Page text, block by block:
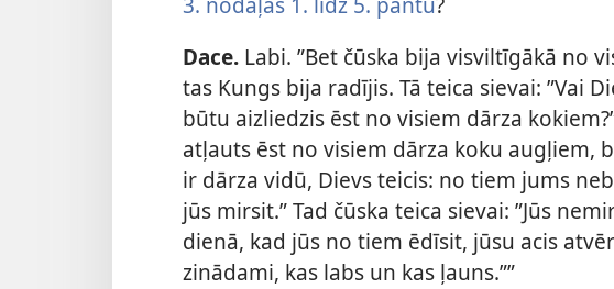
Dace. Labi. ”Bet čūska bija visviltīgākā no
tas Kungs bija radījis. Tā teica sievai: ”Vai
būtu aizliedzis ēst no visiem dārza
atļauts ēst no visiem dārza koku augļiem,
ir dārza vidū, Dievs teicis: no tiem jums
jūs mirsit.” Tad čūska teica sievai: ”Jūs
dienā, kad jūs no tiem ēdīsit, jūsu acis
zinādami, kas labs un kas ļauns.””